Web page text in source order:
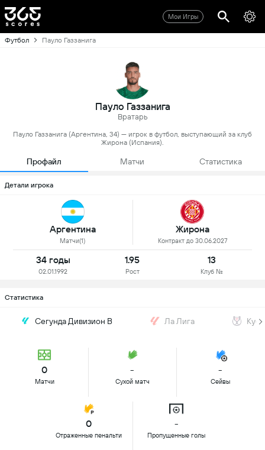
Мои Игры
Футбол Пауло Газзанига
Пауло Газзанига
Вратарь
Пауло Газзанига (Аргентина, 34) — игрок в футбол, выступающий за клуб
Жирона (Испания).
Профайл Матчи Статистика
Детали игрока
Аргентина
Матчи(1)
Жирона
Контракт до 30.06.2027
34 годы
02.01.1992
1.95
Рост
13
Клуб №
Статистика
Сегунда Дивизион B Ла Лига
0
Матчи
-
Сухой матч
-
Сейвы
0
Отраженные пенальти
-
Пропущенные голы